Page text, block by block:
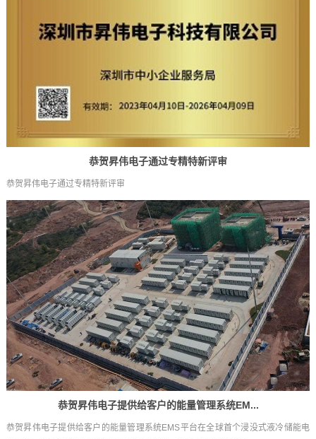
恭贺昇伟电子通过专精特新评审
恭贺昇伟电子通过专精特新评审
恭贺昇伟电子提供给客户的能量管理系统EM...
恭贺昇伟电子提供给客户的能量管理系统EMS平台在全球首个浸没式液冷储能电